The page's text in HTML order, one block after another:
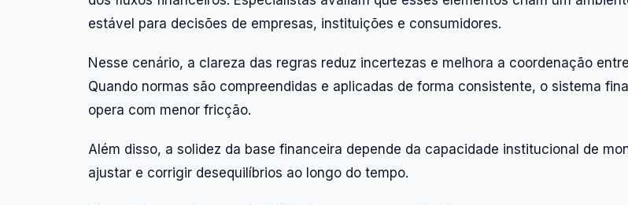
estável para decisões de empresas, instituições e consumidores.
Nesse cenário, a clareza das regras reduz incertezas e melhora a coordenação
Quando normas são compreendidas e aplicadas de forma consistente, o sistema
opera com menor fricção.
Além disso, a solidez da base financeira depende da capacidade institucional de
ajustar e corrigir desequilíbrios ao longo do tempo.